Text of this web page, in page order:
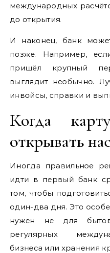
международных
до открытия.
И наконец, банк
позже. Например,
пришёл крупный
выглядит необычно.
инвойсы, справки и
Когда
открывать
Иногда правильное
идти в первый банк
том, чтобы
один-два дня. Это
нужен не для
регулярных
бизнеса или хранения